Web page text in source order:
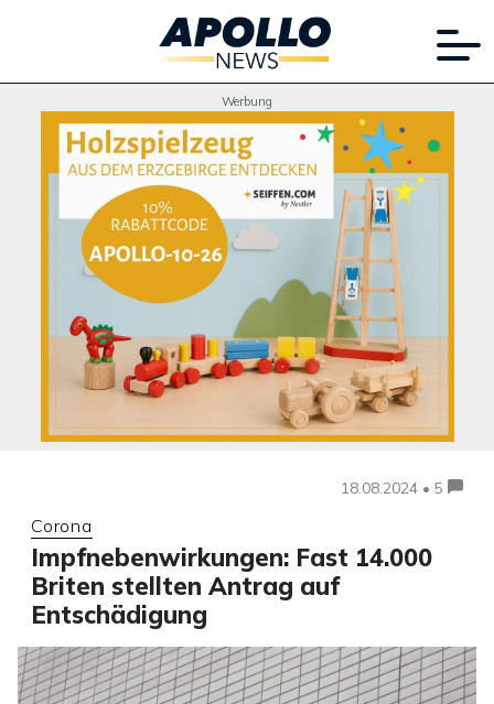
Werbung
18.08.2024 • 5
Corona
Impfnebenwirkungen: Fast 14.000
Briten stellten Antrag auf
Entschädigung